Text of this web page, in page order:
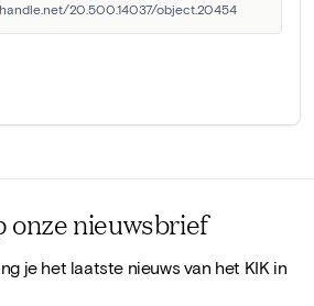
20.500.14037/object.20454
onze nieuwsbrief
je het laatste nieuws van het KIK in